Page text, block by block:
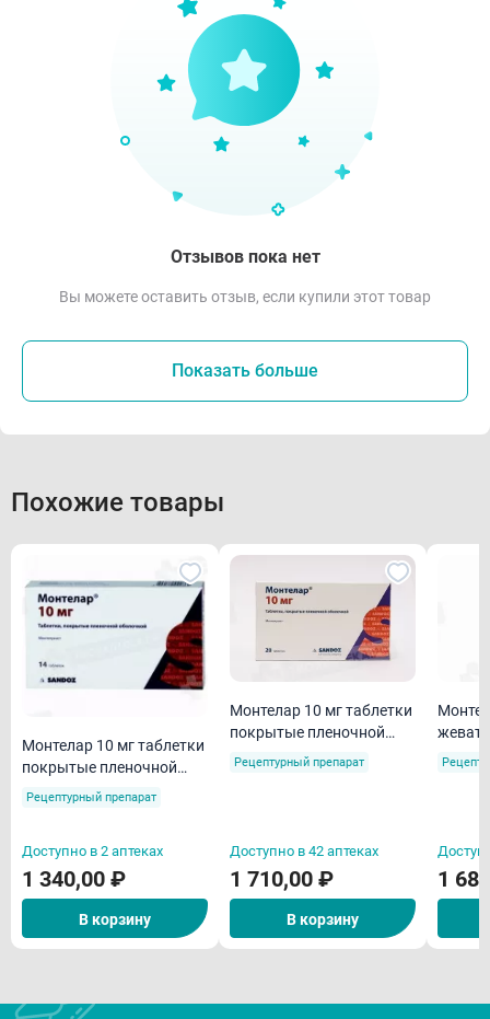
Отзывов пока нет
Вы можете оставить отзыв, если купили этот товар
Показать больше
Похожие товары
Монтелар 10 мг таблетки
покрытые пленочной
оболочкой N14
Рецептурный препарат
Доступно в 2 аптеках
1 340,00 ₽
В корзину
Монтелар 10 мг таблетки
покрытые пленочной
оболочкой N28
Рецептурный препарат
Доступно в 42 аптеках
1 710,00 ₽
В корзину
1